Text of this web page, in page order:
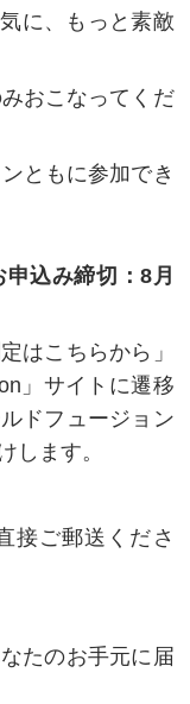
に、もっと素敵
おこなってくだ
ともに参加でき
込み締切：8月
はこちらから」
」サイトに遷移
ドフュージョン
します。
接ご郵送くださ
たのお手元に届